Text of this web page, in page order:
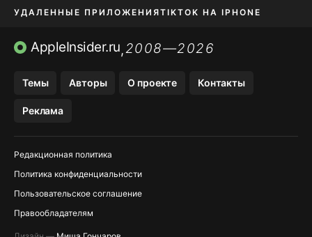
УДАЛЕННЫЕ ПРИЛОЖЕНИЯTIKTOK НА IPHONE
ПРИЛОЖЕНИЯ БЕЗ APP STORE
AppleInsider.ru,2008—2026
Темы Авторы О проекте Контакты
Реклама
Редакционная политика
Политика конфиденциальности
Пользовательское соглашение
Правообладателям